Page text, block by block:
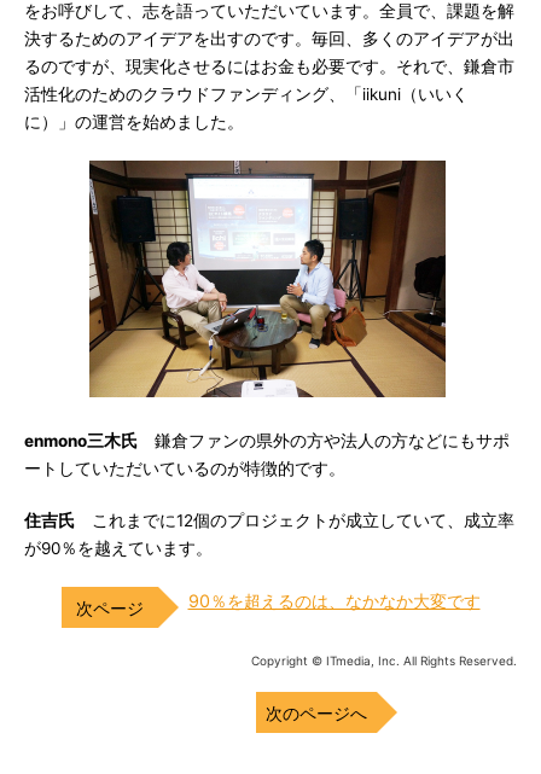
をお呼びして、志を語っていただいています。全員で、課題を解
決するためのアイデアを出すのです。毎回、多くのアイデアが出
るのですが、現実化させるにはお金も必要です。それで、鎌倉市
活性化のためのクラウドファンディング、「iikuni（いいく
に）」の運営を始めました。
enmono三木氏 鎌倉ファンの県外の方や法人の方などにもサポ
ートしていただいているのが特徴的です。
住吉氏 これまでに12個のプロジェクトが成立していて、成立率
が90％を越えています。
90％を超えるのは、なかなか大変です
Copyright © ITmedia, Inc. All Rights Reserved.
次のページへ